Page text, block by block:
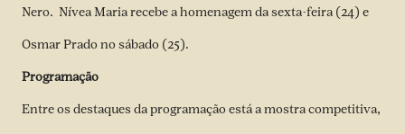
Nero. Nívea Maria recebe a homenagem da sexta-feira (24) e
Osmar Prado no sábado (25).
Programação
Entre os destaques da programação está a mostra competitiva,